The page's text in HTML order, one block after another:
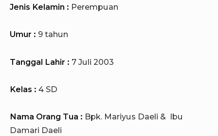
Jenis Kelamin : Perempuan
Umur : 9 tahun
Tanggal Lahir : 7 Juli 2003
Kelas : 4 SD
Nama Orang Tua : Bpk. Mariyus Daeli & Ibu
Damari Daeli